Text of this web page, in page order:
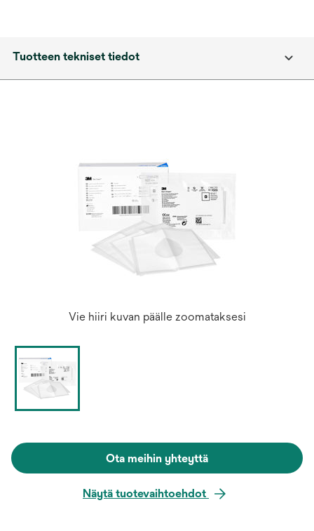
Tuotteen tekniset tiedot
Vie hiiri kuvan päälle zoomataksesi
Ota meihin yhteyttä
Näytä tuotevaihtoehdot